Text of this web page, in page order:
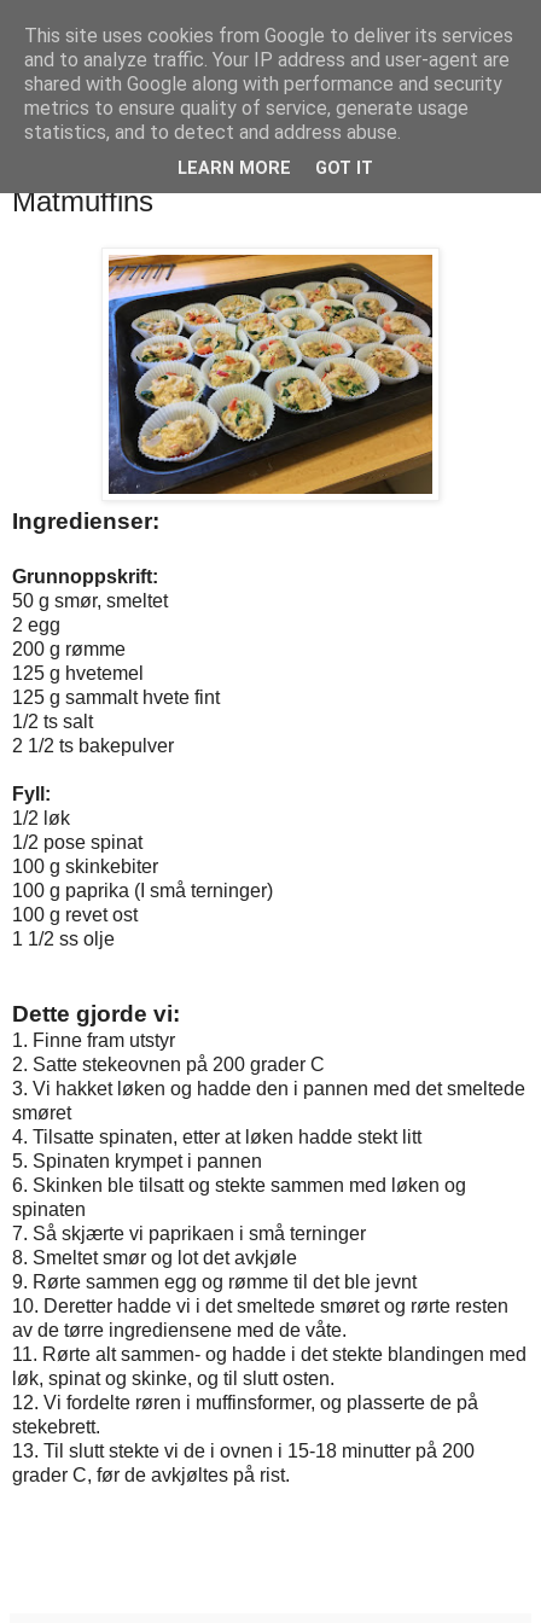
Digg Næring
Matblogg for Digg Læring - 6.trinn Knappskog skule
Matmuffins
Ingredienser:
Grunnoppskrift:
50 g smør, smeltet
2 egg
200 g rømme
125 g hvetemel
125 g sammalt hvete fint
1/2 ts salt
2 1/2 ts bakepulver
Fyll:
1/2 løk
1/2 pose spinat
100 g skinkebiter
100 g paprika (I små terninger)
100 g revet ost
1 1/2 ss olje
Dette gjorde vi:
1. Finne fram utstyr
2. Satte stekeovnen på 200 grader C
3. Vi hakket løken og hadde den i pannen med det smeltede
smøret
4. Tilsatte spinaten, etter at løken hadde stekt litt
5. Spinaten krympet i pannen
6. Skinken ble tilsatt og stekte sammen med løken og
spinaten
7. Så skjærte vi paprikaen i små terninger
8. Smeltet smør og lot det avkjøle
9. Rørte sammen egg og rømme til det ble jevnt
10. Deretter hadde vi i det smeltede smøret og rørte resten
av de tørre ingrediensene med de våte.
11. Rørte alt sammen- og hadde i det stekte blandingen med
løk, spinat og skinke, og til slutt osten.
12. Vi fordelte røren i muffinsformer, og plasserte de på
stekebrett.
13. Til slutt stekte vi de i ovnen i 15-18 minutter på 200
grader C, før de avkjøltes på rist.
This site uses cookies from Google to deliver its services
and to analyze traffic. Your IP address and user-agent are
shared with Google along with performance and security
metrics to ensure quality of service, generate usage
statistics, and to detect and address abuse.
LEARN MORE GOT IT